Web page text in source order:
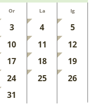
Or La Ig
3 4
5
10 11
12
17 18
19
24 25
26
31